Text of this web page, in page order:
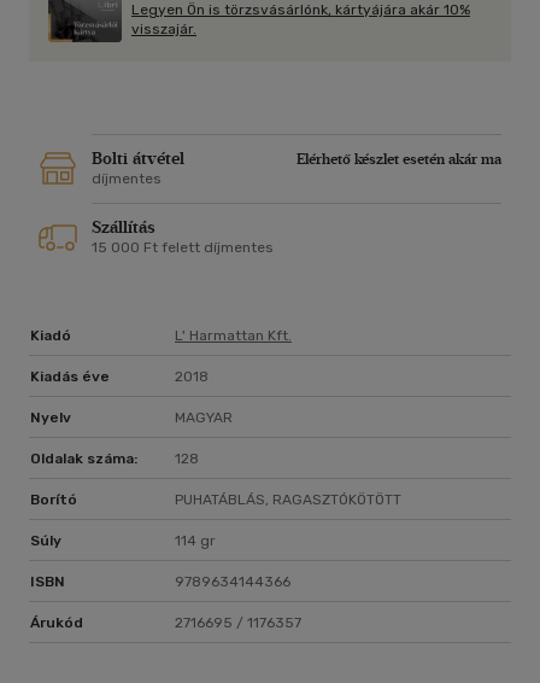
Legyen Ön is törzsvásárlónk, kártyájára akár 10%
visszajár.
Bolti átvétel
Elérhető készlet esetén akár ma
díjmentes
Szállítás
15 000 Ft felett díjmentes
Kiadó L' Harmattan Kft.
Kiadás éve 2018
Nyelv MAGYAR
Oldalak száma: 128
Borító PUHATÁBLÁS, RAGASZTÓKÖTÖTT
Súly 114 gr
ISBN 9789634144366
Árukód 2716695 / 1176357